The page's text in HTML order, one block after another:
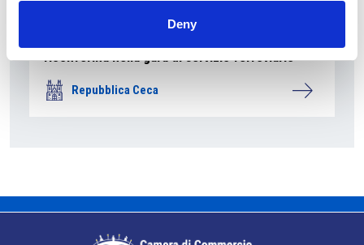
Deny
riconferma nella gara di servizio ferroviario
Repubblica Ceca